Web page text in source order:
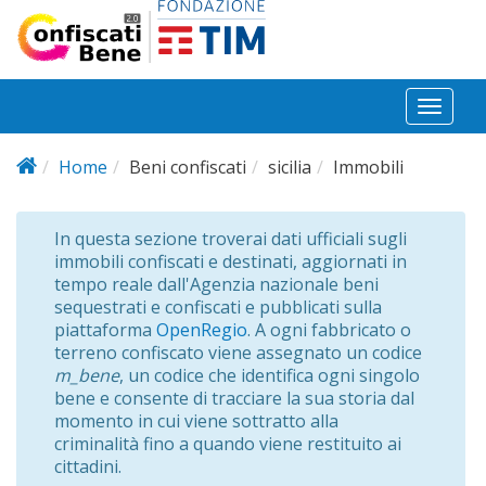
Salta al contenuto principale
Toggle
Home
Beni confiscati sicilia Immobili
In questa sezione troverai dati ufficiali sugli
immobili confiscati e destinati, aggiornati in
tempo reale dall'Agenzia nazionale beni
sequestrati e confiscati e pubblicati sulla
piattaforma OpenRegio. A ogni fabbricato o
terreno confiscato viene assegnato un codice
m_bene, un codice che identifica ogni singolo
bene e consente di tracciare la sua storia dal
momento in cui viene sottratto alla
criminalità fino a quando viene restituito ai
cittadini.